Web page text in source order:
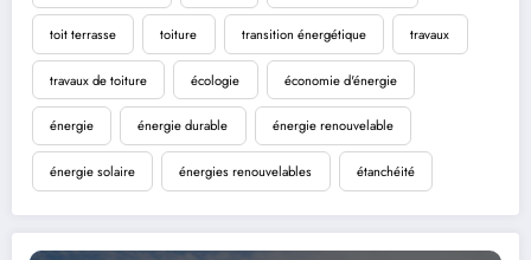
toit terrasse toiture transition énergétique travaux
travaux de toiture écologie économie d'énergie
énergie énergie durable énergie renouvelable
énergie solaire énergies renouvelables étanchéité